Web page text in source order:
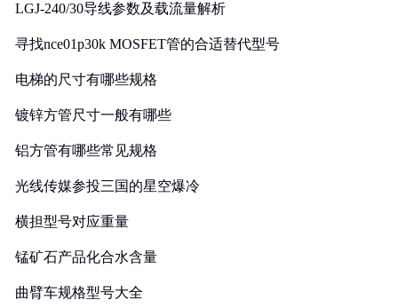
LGJ-240/30导线参数及载流量解析
寻找nce01p30k MOSFET管的合适替代型号
电梯的尺寸有哪些规格
镀锌方管尺寸一般有哪些
铝方管有哪些常见规格
光线传媒参投三国的星空爆冷
横担型号对应重量
锰矿石产品化合水含量
曲臂车规格型号大全